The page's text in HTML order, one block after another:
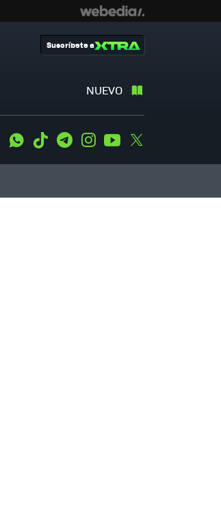
NUEVO
Suscríbete a
WhatsApp
Tiktok TelegramInstagramYoutube